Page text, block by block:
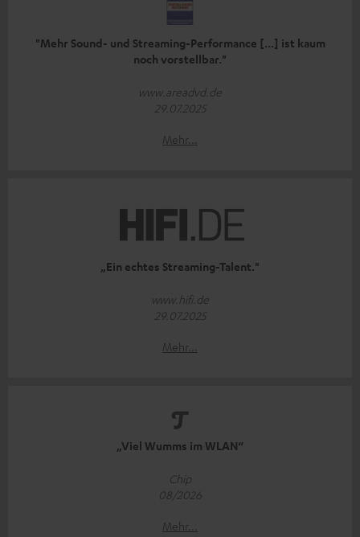
"Mehr Sound- und Streaming-Performance [...] ist kaum
noch vorstellbar."
www.areadvd.de
29.07.2025
Mehr...
„Ein echtes Streaming-Talent."
www.hifi.de
29.07.2025
Mehr...
„Viel Wumms im WLAN“
Chip
08/2026
Mehr...